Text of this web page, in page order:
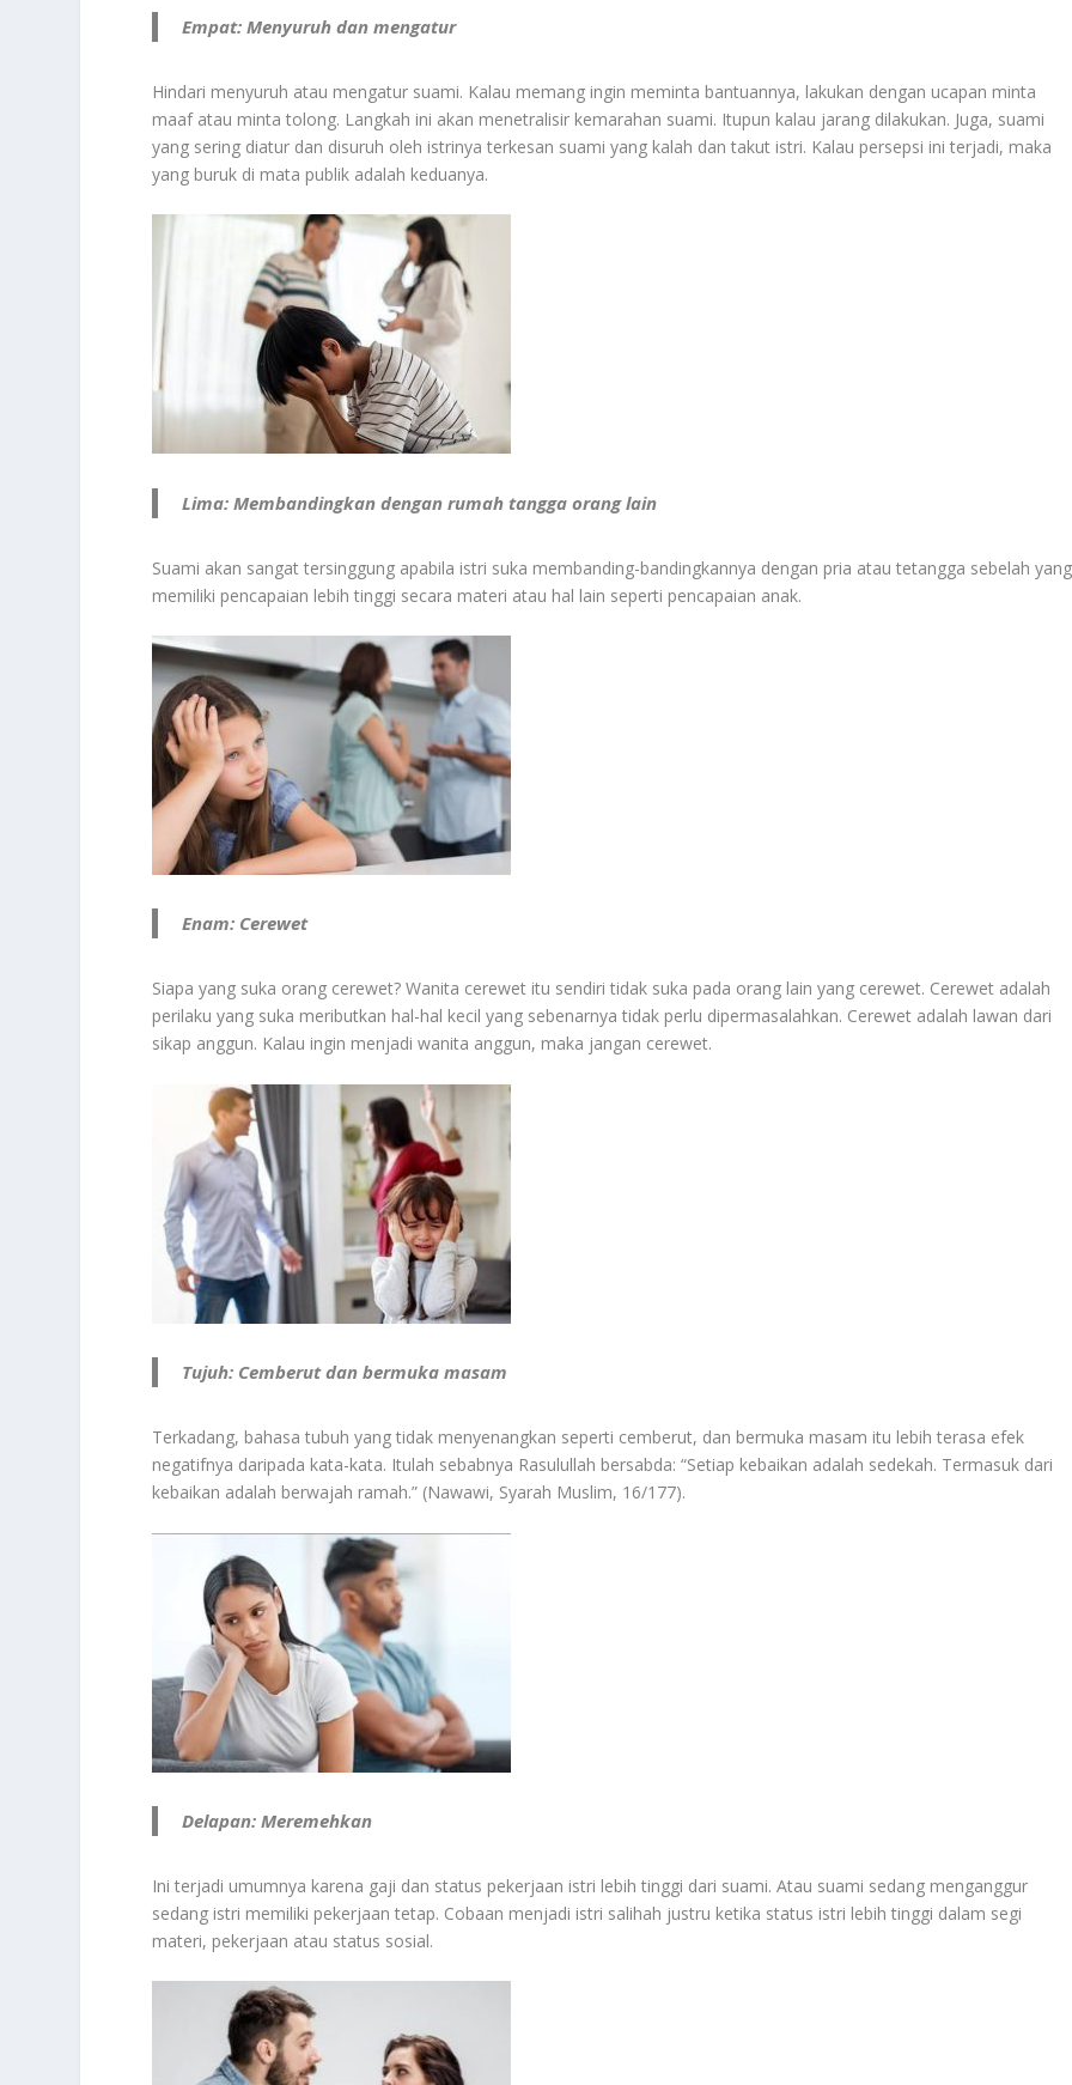
Empat: Menyuruh dan mengatur
Hindari menyuruh atau mengatur suami. Kalau memang ingin meminta bantuannya, lakukan dengan ucapan minta
maaf atau minta tolong. Langkah ini akan menetralisir kemarahan suami. Itupun kalau jarang dilakukan. Juga, suami
yang sering diatur dan disuruh oleh istrinya terkesan suami yang kalah dan takut istri. Kalau persepsi ini terjadi, maka
yang buruk di mata publik adalah keduanya.
Lima: Membandingkan dengan rumah tangga orang lain
Suami akan sangat tersinggung apabila istri suka membanding-bandingkannya dengan pria atau tetangga sebelah yang
memiliki pencapaian lebih tinggi secara materi atau hal lain seperti pencapaian anak.
Enam: Cerewet
Siapa yang suka orang cerewet? Wanita cerewet itu sendiri tidak suka pada orang lain yang cerewet. Cerewet adalah
perilaku yang suka meributkan hal-hal kecil yang sebenarnya tidak perlu dipermasalahkan. Cerewet adalah lawan dari
sikap anggun. Kalau ingin menjadi wanita anggun, maka jangan cerewet.
Tujuh: Cemberut dan bermuka masam
Terkadang, bahasa tubuh yang tidak menyenangkan seperti cemberut, dan bermuka masam itu lebih terasa efek
negatifnya daripada kata-kata. Itulah sebabnya Rasulullah bersabda: “Setiap kebaikan adalah sedekah. Termasuk dari
kebaikan adalah berwajah ramah.” (Nawawi, Syarah Muslim, 16/177).
Delapan: Meremehkan
Ini terjadi umumnya karena gaji dan status pekerjaan istri lebih tinggi dari suami. Atau suami sedang menganggur
sedang istri memiliki pekerjaan tetap. Cobaan menjadi istri salihah justru ketika status istri lebih tinggi dalam segi
materi, pekerjaan atau status sosial.